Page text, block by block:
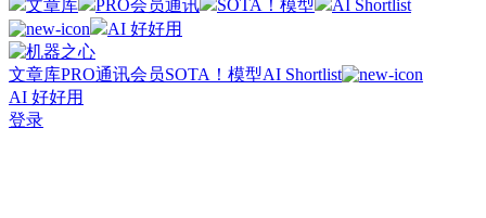
文章库
PRO会员通讯 SOTA！模型
AI Shortlist
AI 好好用
文章库PRO通讯会员SOTA！模型AI Shortlist
AI 好好用
登录